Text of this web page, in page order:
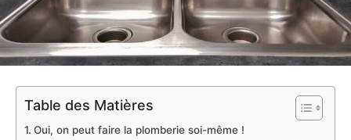
Table des Matières
Oui, on peut faire la plomberie soi-même !